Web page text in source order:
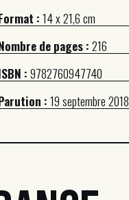
:14 x 21,6 cm
de pages :216
:9782760947740
:19 septembre 2018